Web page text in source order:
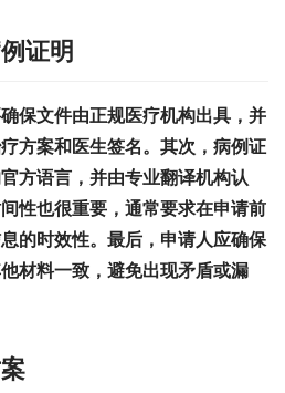
证明
保文件由正规医疗机构出具，并
方案和医生签名。其次，病例证
方语言，并由专业翻译机构认
性也很重要，通常要求在申请前
的时效性。最后，申请人应确保
材料一致，避免出现矛盾或漏